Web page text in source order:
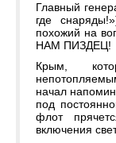
Главный
где
похожий на
НАМ ПИЗДЕЦ!
Крым,
начал
под
флот
включения